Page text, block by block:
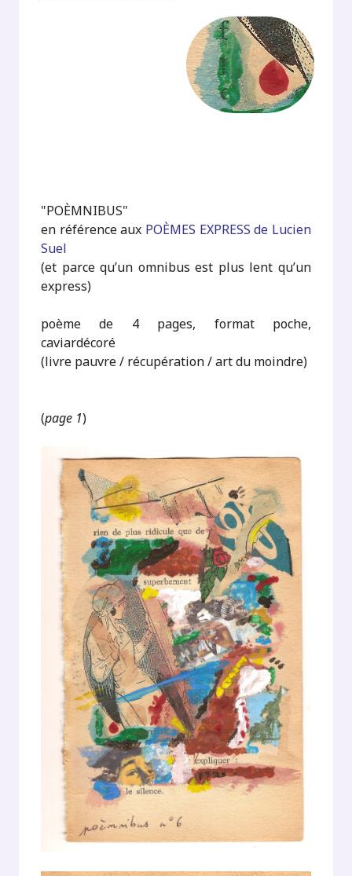
"POÈMNIBUS"
en référence aux POÈMES EXPRESS de Lucien
Suel
(et parce qu’un omnibus est plus lent qu’un
express)
poème de 4 pages, format poche,
caviardécoré
(livre pauvre / récupération / art du moindre)
(page 1)